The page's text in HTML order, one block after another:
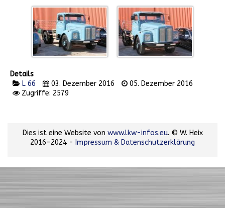
Details
L 66
03. Dezember 2016
05. Dezember 2016
Zugriffe: 2579
Dies ist eine Website von www.lkw-infos.eu. © W. Heix
2016-2024 - Impressum & Datenschutzerklärung